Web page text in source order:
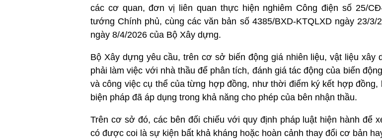
các cơ quan, đơn vị liên quan thực hiện nghiêm Công điện số 25/
tướng Chính phủ, cùng các văn bản số 4385/BXD-KTQLXD ngày 23/3/
ngày 8/4/2026 của Bộ Xây dựng.
Bộ Xây dựng yêu cầu, trên cơ sở biến động giá nhiên liệu, vật liệu xây
phải làm việc với nhà thầu để phân tích, đánh giá tác động của biến
và công việc cụ thể của từng hợp đồng, như thời điểm ký kết hợp
biện pháp đã áp dụng trong khả năng cho phép của bên nhận thầu.
Trên cơ sở đó, các bên đối chiếu với quy định pháp luật hiện hành để
có được coi là sự kiện bất khả kháng hoặc hoàn cảnh thay đổi cơ bản